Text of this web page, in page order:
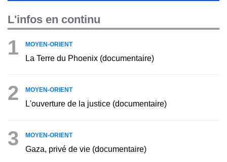
L'infos en continu
1 MOYEN-ORIENT
La Terre du Phoenix (documentaire)
2 MOYEN-ORIENT
L'ouverture de la justice (documentaire)
3 MOYEN-ORIENT
Gaza, privé de vie (documentaire)